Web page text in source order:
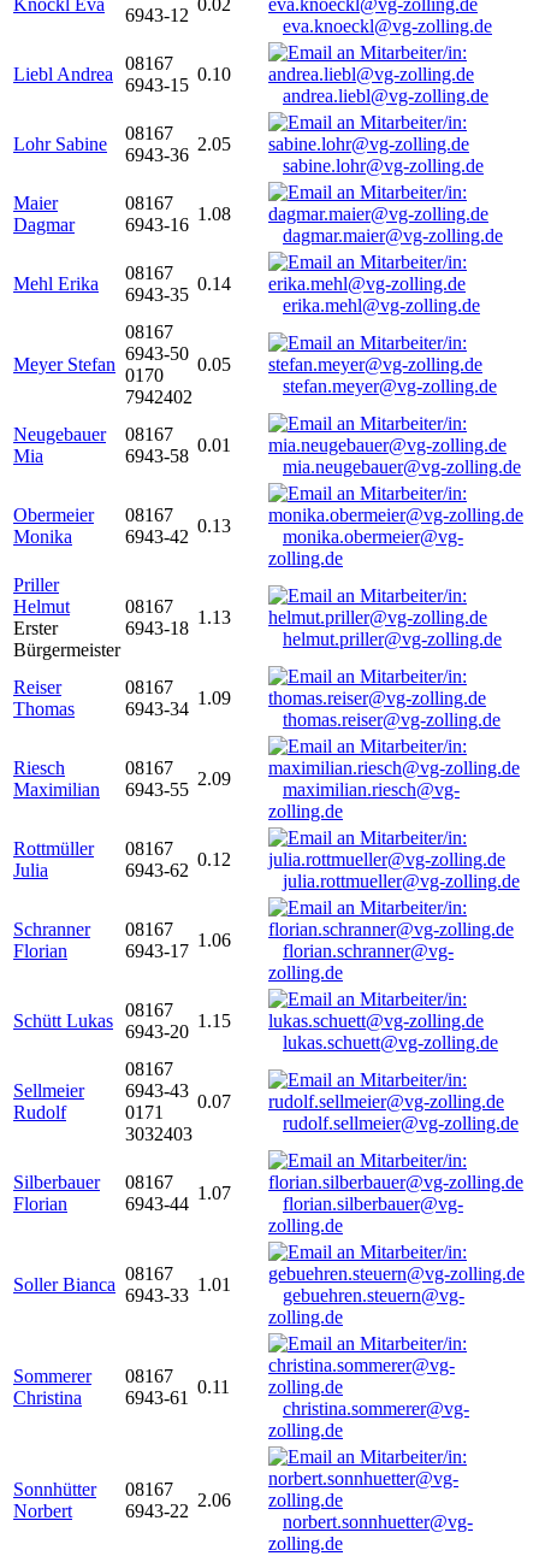
Knöckl Eva
6943-12
0.02
eva.knoeckl@vg-zolling.de
Liebl Andrea
08167
6943-15
0.10
andrea.liebl@vg-zolling.de
Lohr Sabine
08167
6943-36
2.05
sabine.lohr@vg-zolling.de
Maier
Dagmar
08167
6943-16
1.08
dagmar.maier@vg-zolling.de
Mehl Erika
08167
6943-35
0.14
erika.mehl@vg-zolling.de
Meyer Stefan
08167
6943-50
0170
7942402
0.05
stefan.meyer@vg-zolling.de
Neugebauer
Mia
08167
6943-58
0.01
mia.neugebauer@vg-zolling.de
Obermeier
Monika
08167
6943-42
0.13
monika.obermeier@vg-
zolling.de
Priller
Helmut
Erster
Bürgermeister
08167
6943-18
1.13
helmut.priller@vg-zolling.de
Reiser
Thomas
08167
6943-34
1.09
thomas.reiser@vg-zolling.de
Riesch
Maximilian
08167
6943-55
2.09
maximilian.riesch@vg-
zolling.de
Rottmüller
Julia
08167
6943-62
0.12
julia.rottmueller@vg-zolling.de
Schranner
Florian
08167
6943-17
1.06
florian.schranner@vg-
zolling.de
Schütt Lukas
08167
6943-20
1.15
lukas.schuett@vg-zolling.de
Sellmeier
Rudolf
08167
6943-43
0171
3032403
0.07
rudolf.sellmeier@vg-zolling.de
Silberbauer
Florian
08167
6943-44
1.07
florian.silberbauer@vg-
zolling.de
Soller Bianca
08167
6943-33
1.01
gebuehren.steuern@vg-
zolling.de
Sommerer
Christina
08167
6943-61
0.11
christina.sommerer@vg-
zolling.de
Sonnhütter
Norbert
08167
6943-22
2.06
norbert.sonnhuetter@vg-
zolling.de